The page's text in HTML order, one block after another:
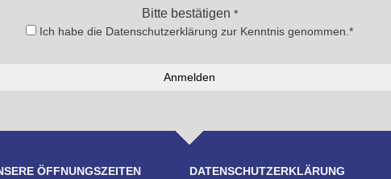
Bitte bestätigen *
Ich habe die Datenschutzerklärung zur Kenntnis genommen.*
ÖFFNUNGSZEITEN
DATENSCHUTZERKLÄRUNG